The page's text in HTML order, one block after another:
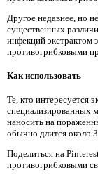
Другое недавнее, но
существенных
инфекций экстрактом
противогрибковыми
Как использовать
Те, кто интересуется
специализированных
наносить на
обычно длится около 3
Поделиться на
противогрибковыми